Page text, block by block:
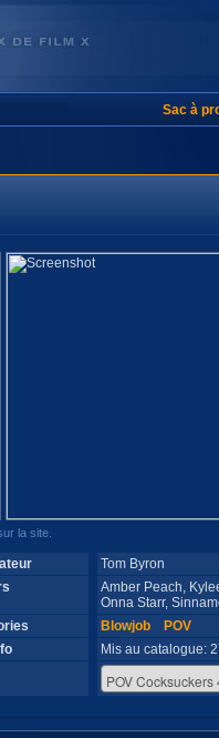
Sac à
la site.
Tom Byron
Amber Peach,
Onna Starr,
Blowjob
POV
Mis au catalogue: